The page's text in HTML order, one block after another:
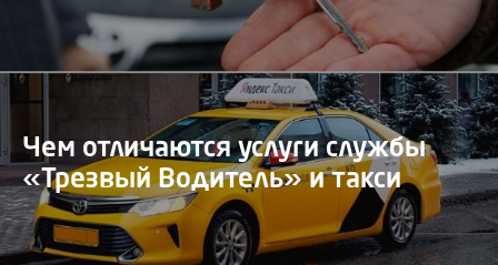
Чем отличаются услуги службы
«Трезвый Водитель» и такси